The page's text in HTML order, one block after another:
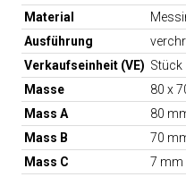
Material
Ausführung
Verkaufseinheit (VE) Stück
Masse
80 x
Mass A
80
Mass B
70
Mass C
7 mm